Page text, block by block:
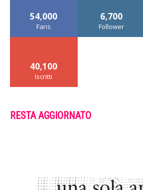
54,000
Fans
6,700
Follower
40,100
Iscritti
RESTA AGGIORNATO